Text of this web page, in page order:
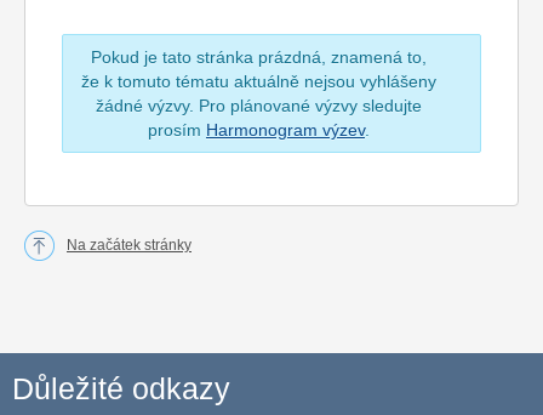
Pokud je tato stránka prázdná, znamená to,
že k tomuto tématu aktuálně nejsou vyhlášeny
žádné výzvy. Pro plánované výzvy sledujte
prosím Harmonogram výzev.
Na začátek stránky
Důležité odkazy